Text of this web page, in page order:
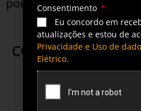
COMPARTILHE
Consentimento
Eu concordo em
atualizações e estou de
Privacidade e Uso de
Elétrico.